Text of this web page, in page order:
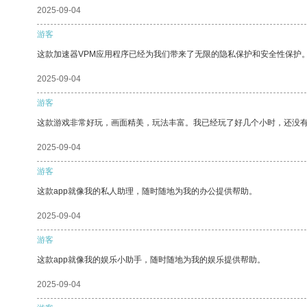
2025-09-04
游客
这款加速器VPM应用程序已经为我们带来了无限的隐私保护和安全性保护。
2025-09-04
游客
这款游戏非常好玩，画面精美，玩法丰富。我已经玩了好几个小时，还没有
2025-09-04
游客
这款app就像我的私人助理，随时随地为我的办公提供帮助。
2025-09-04
游客
这款app就像我的娱乐小助手，随时随地为我的娱乐提供帮助。
2025-09-04